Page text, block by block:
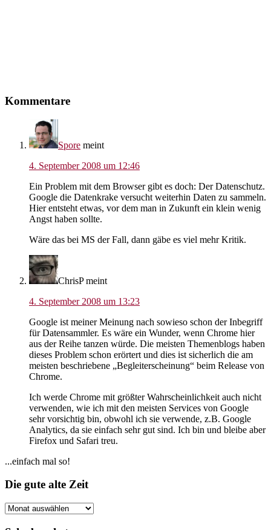
Interaktionen
Kommentare
Spore meint
4. September 2008 um 12:46
Ein Problem mit dem Browser gibt es doch: Der Datenschutz.
Google die Datenkrake versucht weiterhin Daten zu sammeln.
Hier entsteht etwas, vor dem man in Zukunft ein klein wenig
Angst haben sollte.
Wäre das bei MS der Fall, dann gäbe es viel mehr Kritik.
ChrisP meint
4. September 2008 um 13:23
Google ist meiner Meinung nach sowieso schon der Inbegriff
für Datensammler. Es wäre ein Wunder, wenn Chrome hier
aus der Reihe tanzen würde. Die meisten Themenblogs haben
dieses Problem schon erörtert und dies ist sicherlich die am
meisten beschriebene „Begleiterscheinung“ beim Release von
Chrome.
Ich werde Chrome mit größter Wahrscheinlichkeit auch nicht
verwenden, wie ich mit den meisten Services von Google
sehr vorsichtig bin, obwohl ich sie verwende, z.B. Google
Analytics, da sie einfach sehr gut sind. Ich bin und bleibe aber
Firefox und Safari treu.
Seitenspalte
...einfach mal so!
Footer
Die gute alte Zeit
Die